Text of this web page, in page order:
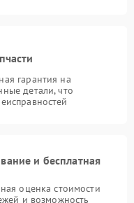
гарантия на
детали, что
и бесплатная
оценка стоимости
и возможность